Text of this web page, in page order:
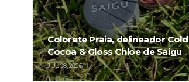
Colorete Praia, delineador Cold
Cocoa & Gloss Chloe de Saigu
JUL 08, 2026